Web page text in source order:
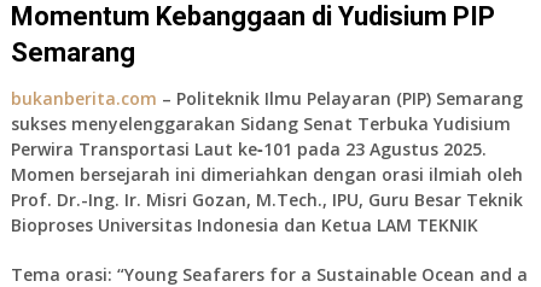
Momentum Kebanggaan di Yudisium PIP
Semarang
bukanberita.com – Politeknik Ilmu Pelayaran (PIP) Semarang
sukses menyelenggarakan Sidang Senat Terbuka Yudisium
Perwira Transportasi Laut ke‑101 pada 23 Agustus 2025.
Momen bersejarah ini dimeriahkan dengan orasi ilmiah oleh
Prof. Dr.-Ing. Ir. Misri Gozan, M.Tech., IPU, Guru Besar Teknik
Bioproses Universitas Indonesia dan Ketua LAM TEKNIK
Tema orasi: “Young Seafarers for a Sustainable Ocean and a